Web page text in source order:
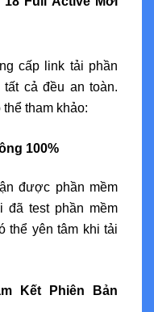
cấp link tải phần
cả đều an toàn.
tham khảo:
100%
được phần mềm
đã test phần mềm
thể yên tâm khi tải
Kết Phiên Bản